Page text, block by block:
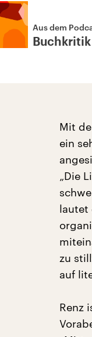
Aus dem
Buchkritik
Mit
ein
„Die
lautet
zu
auf
Renz